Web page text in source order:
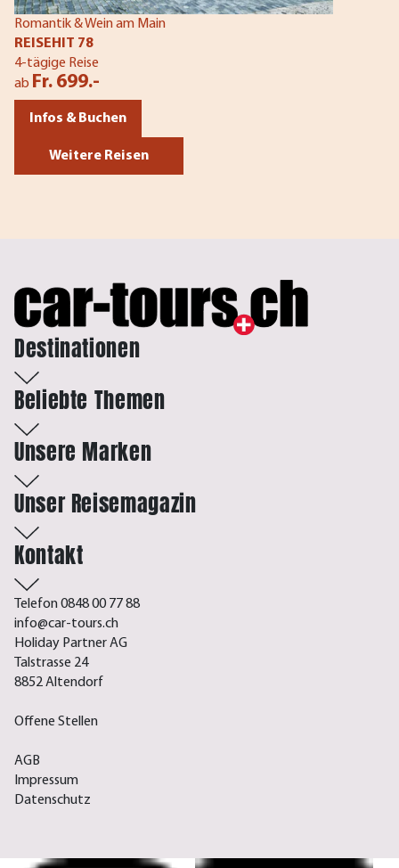
Romantik & Wein am Main
REISEHIT 78
4-tägige Reise
ab Fr. 699.-
Infos & Buchen
Weitere Reisen
Destinationen
Beliebte Themen
Unsere Marken
Unser Reisemagazin
Kontakt
Telefon 0848 00 77 88
info@car-tours.ch
Holiday Partner AG
Talstrasse 24
8852 Altendorf
Offene Stellen
AGB
Impressum
Datenschutz